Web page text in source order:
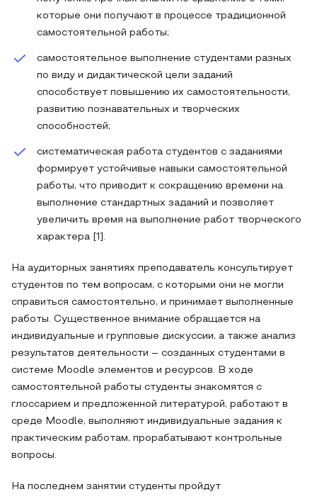
которые они получают в процессе традиционной
самостоятельной работы;
самостоятельное выполнение студентами разных
по виду и дидактической цели заданий
способствует повышению их самостоятельности,
развитию познавательных и творческих
способностей;
систематическая работа студентов с заданиями
формирует устойчивые навыки самостоятельной
работы, что приводит к сокращению времени на
выполнение стандартных заданий и позволяет
увеличить время на выполнение работ творческого
характера [1].
На аудиторных занятиях преподаватель консультирует
студентов по тем вопросам, с которыми они не могли
справиться самостоятельно, и принимает выполненные
работы. Существенное внимание обращается на
индивидуальные и групповые дискуссии, а также анализ
результатов деятельности – созданных студентами в
системе Moodle элементов и ресурсов. В ходе
самостоятельной работы студенты знакомятся с
глоссарием и предложенной литературой, работают в
среде Moodle, выполняют индивидуальные задания к
практическим работам, прорабатывают контрольные
вопросы.
На последнем занятии студенты пройдут